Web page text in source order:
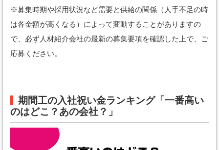
※募集時期や採用状況など需要と供給の関係（人手不足の時
は各金額が高くなる）によって変動することがありますの
で、必ず人材紹介会社の最新の募集要項を確認した上で、ご
応募ください。
期間工の入社祝い金ランキング「一番高い
のはどこ？あの会社？」